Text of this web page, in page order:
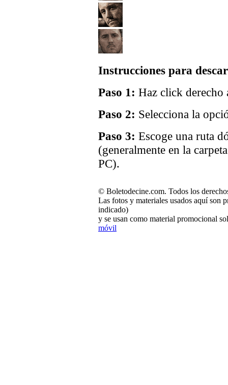
Instrucciones para
Paso 1: Haz click derecho
Paso 2: Selecciona la
Paso 3: Escoge una ruta
(generalmente en la
PC).
© Boletodecine.com. Todos los
Las fotos y materiales usados aquí son
indicado)
y se usan como material promocional
móvil